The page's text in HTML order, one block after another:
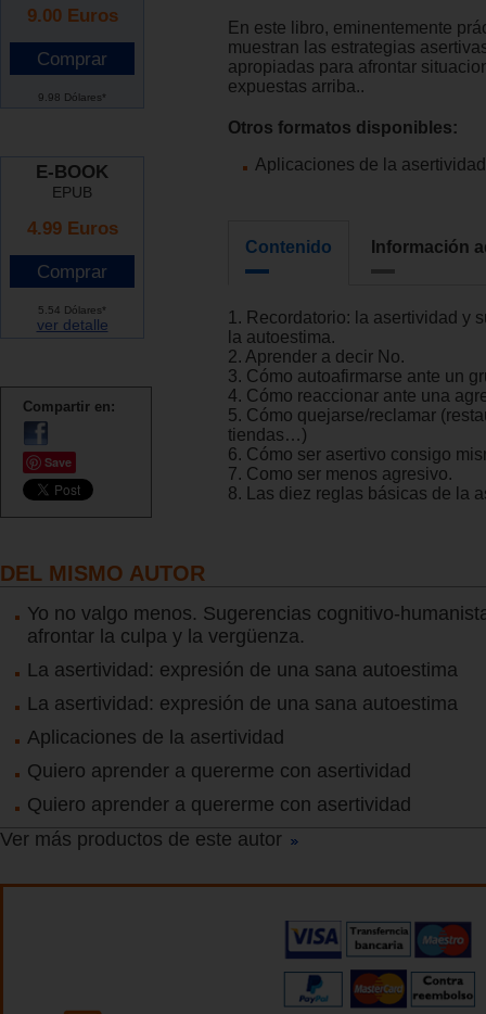
9.00 Euros
9.98 Dólares*
E-BOOK
EPUB
4.99 Euros
5.54 Dólares*
ver detalle
Compartir en:
Save
En este libro, eminentemente
muestran las estrategias
apropiadas para afrontar
expuestas arriba..
Otros formatos disponibles:
Aplicaciones de la asertividad
Contenido Información
1. Recordatorio: la asertividad y
la autoestima.
2. Aprender a decir No.
3. Cómo autoafirmarse ante un
4. Cómo reaccionar ante una
5. Cómo quejarse/reclamar
tiendas…)
6. Cómo ser asertivo consigo
7. Como ser menos agresivo.
8. Las diez reglas básicas de la
DEL MISMO AUTOR
Yo no valgo menos. Sugerencias cognitivo-
afrontar la culpa y la vergüenza.
La asertividad: expresión de una sana autoestima
La asertividad: expresión de una sana autoestima
Aplicaciones de la asertividad
Quiero aprender a quererme con asertividad
Quiero aprender a quererme con asertividad
Ver más productos de este autor